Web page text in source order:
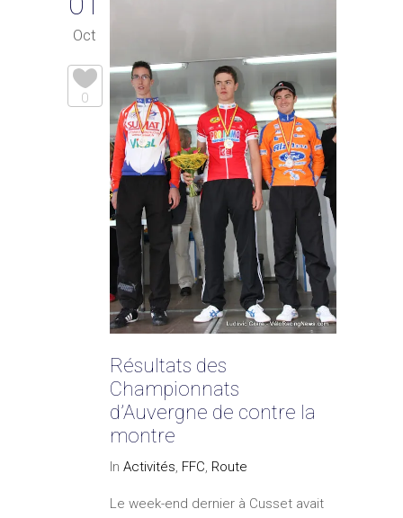
Oct
0
Résultats des
Championnats
d’Auvergne de contre la
montre
In Activités, FFC, Route
Le week-end dernier à Cusset avait